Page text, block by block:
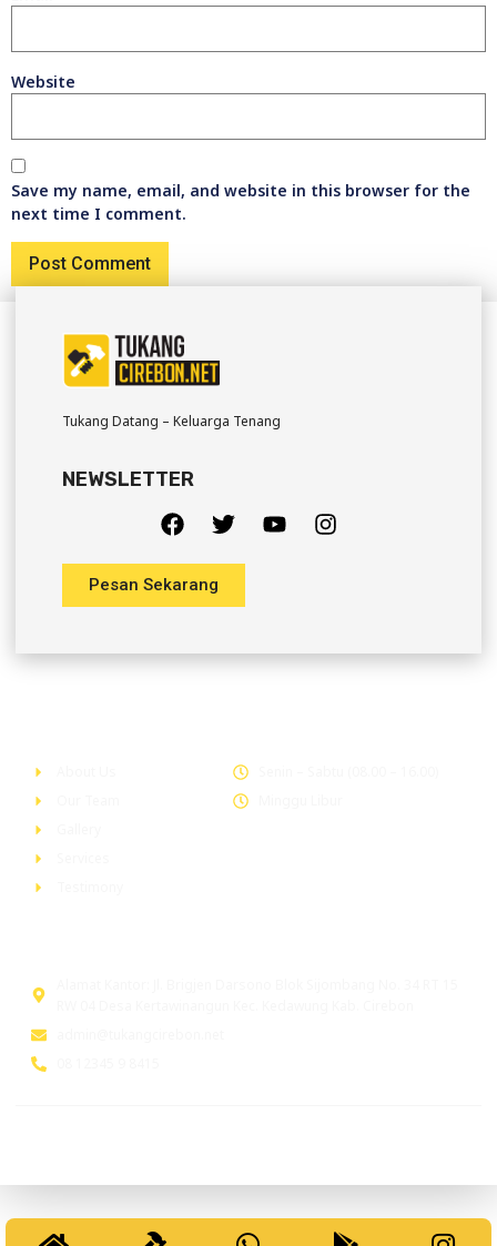
Website
Save my name, email, and website in this browser for the
next time I comment.
Tukang Datang – Keluarga Tenang
NEWSLETTER
Pesan Sekarang